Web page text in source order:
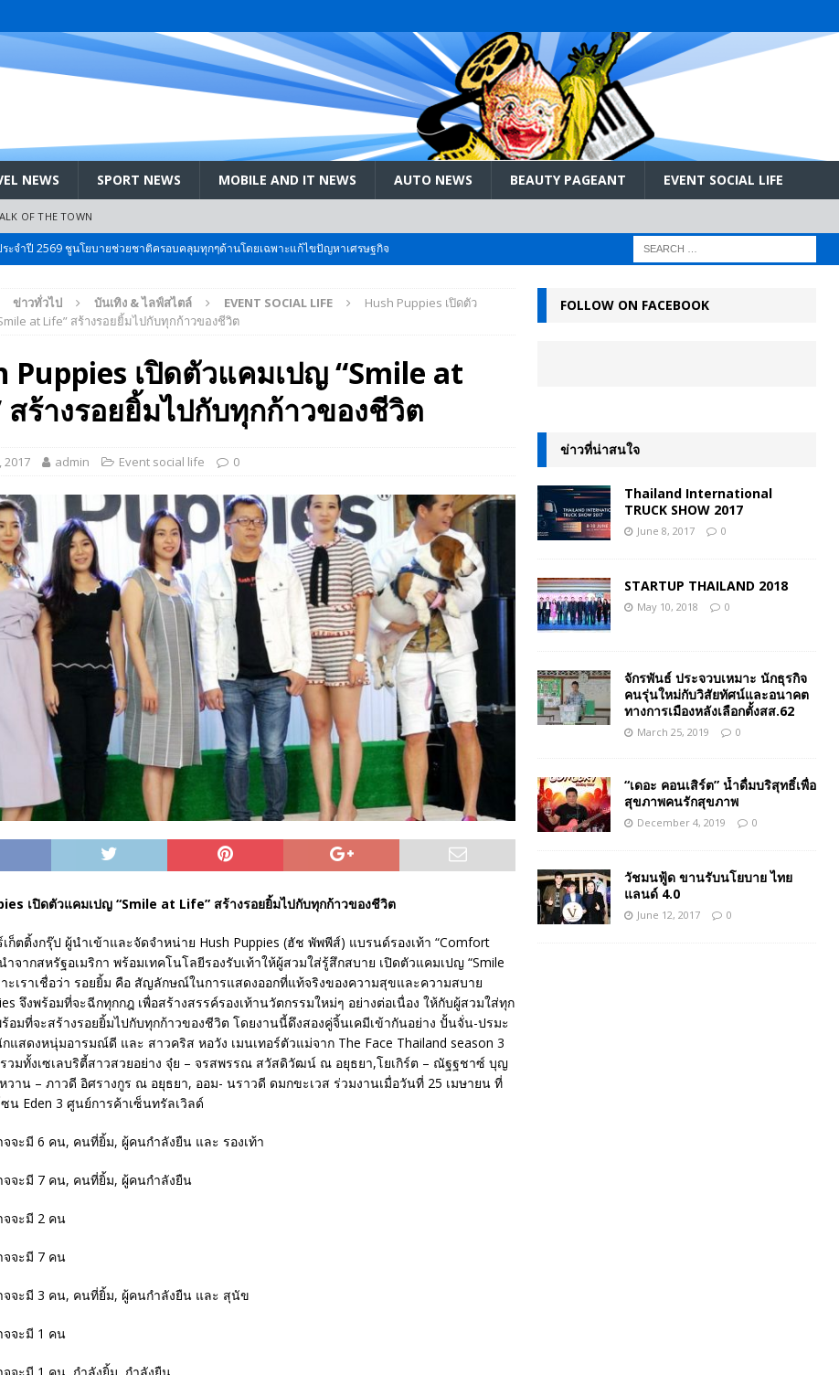
NEWS SPORT NEWS MOBILE AND IT NEWS AUTO NEWS BEAUTY PAGEANT EVENT SOCIAL LIFE
OF THE TOWN
จำปี 2569 ชูนโยบายช่วยชาติครอบคลุมทุกๆด้านโดยเฉพาะแก้ไขปัญหาเศรษฐกิจ
Bangkok International Motor 2026 ที่คนรักรถ ไม่ควรพลาด 25 มีค. – 5
กำลัง สกัด!! เจาะสนามเจดีย์ใหญ่: เมื่อคะแนนนิยม ‘ส้ม’ พุ่งชนกำแพง ‘บ้านใหญ่’ ใน
นำ EV สองล้อที่เข้าใจผู้ใช้ไทยมากที่สุด
AUTO NEWS
มอาหารสุขภาพ “GIN-D” EVENT SOCIAL LIFE
ข่าวทั่วไป บันเทิง & ไลฟ์สไตล์ EVENT SOCIAL LIFE
Hush Puppies เปิดตัว
at Life” สร้างรอยยิ้มไปกับทุกก้าวของชีวิต
Puppies เปิดตัวแคมเปญ “Smile at
สร้างรอยยิ้มไปกับทุกก้าวของชีวิต
2017 admin Event social life 0
เปิดตัวแคมเปญ “Smile at Life” สร้างรอยยิ้มไปกับทุกก้าวของชีวิต
ก็ตติ้งกรุ๊ป ผู้นำเข้าและจัดจำหน่าย Hush Puppies (ฮัช พัพพีส์) แบรนด์รองเท้า “Comfort
ำจากสหรัฐอเมริกา พร้อมเทคโนโลยีรองรับเท้าให้ผู้สวมใส่รู้สึกสบาย เปิดตัวแคมเปญ “Smile
าะเราเชื่อว่า รอยยิ้ม คือ สัญลักษณ์ในการแสดงออกที่แท้จริงของความสุขและความสบาย
จึงพร้อมที่จะฉีกทุกกฎ เพื่อสร้างสรรค์รองเท้านวัตกรรมใหม่ๆ อย่างต่อเนื่อง ให้กับผู้สวมใส่ทุก
อมที่จะสร้างรอยยิ้มไปกับทุกก้าวของชีวิต โดยงานนี้ดึงสองคู่จิ้นเคมีเข้ากันอย่าง ปั้นจั่น-ปรมะ
แสดงหนุ่มอารมณ์ดี และ สาวคริส หอวัง เมนเทอร์ตัวแม่จาก The Face Thailand season 3
วมทั้งเซเลบริตี้สาวสวยอย่าง จุ๋ย – จรสพรรณ สวัสดิวัฒน์ ณ อยุธยา,โยเกิร์ต – ณัฐฐชาซ์ บุญ
าน – ภาวดี อิศรางกูร ณ อยุธยา, ออม- นราวดี ดมกขะเวส ร่วมงานเมื่อวันที่ 25 เมษายน ที่
น Eden 3 ศูนย์การค้าเซ็นทรัลเวิลด์
FOLLOW ON FACEBOOK
ข่าวที่น่าสนใจ
Thailand International
TRUCK SHOW 2017
June 8, 2017 0
STARTUP THAILAND 2018
May 10, 2018 0
จักรพันธ์ ประจวบเหมาะ นักธุรกิจ
คนรุ่นใหม่กับวิสัยทัศน์และอนาคต
ทางการเมืองหลังเลือกตั้งสส.62
March 25, 2019 0
“เดอะ คอนเสิร์ต” น้ำดื่มบริสุทธิ์เพื่อ
สุขภาพคนรักสุขภาพ
December 4, 2019 0
วัชมนฟู้ด ขานรับนโยบาย ไทย
แลนด์ 4.0
June 12, 2017 0